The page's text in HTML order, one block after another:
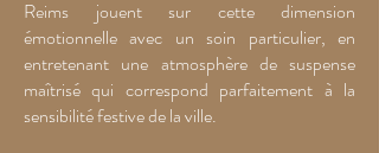
Reims jouent sur cette dimension
émotionnelle avec un soin particulier, en
entretenant une atmosphère de suspense
maîtrisé qui correspond parfaitement à la
sensibilité festive de la ville.